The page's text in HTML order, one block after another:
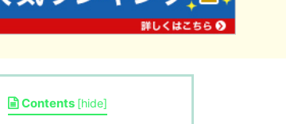
Contents [hide]